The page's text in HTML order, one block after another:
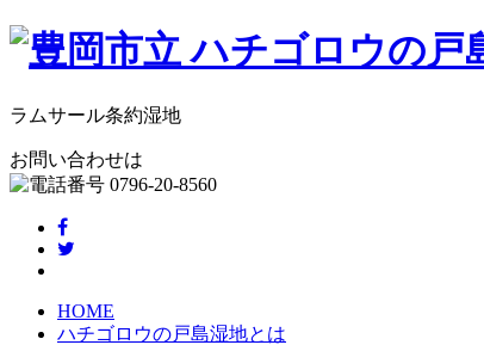
ラムサール条約湿地
お問い合わせは
HOME
ハチゴロウの戸島湿地とは